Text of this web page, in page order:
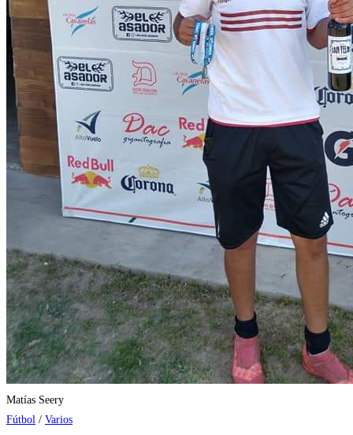
Matías Seery
Fútbol / Varios